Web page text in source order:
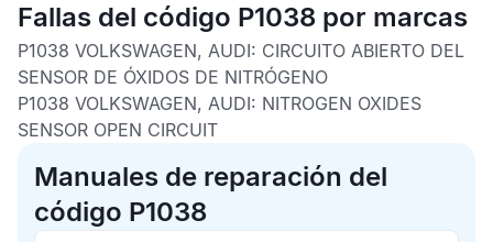
Fallas del código P1038 por marcas
P1038 VOLKSWAGEN, AUDI: CIRCUITO ABIERTO DEL
SENSOR DE ÓXIDOS DE NITRÓGENO
P1038 VOLKSWAGEN, AUDI: NITROGEN OXIDES
SENSOR OPEN CIRCUIT
Manuales de reparación del
código P1038